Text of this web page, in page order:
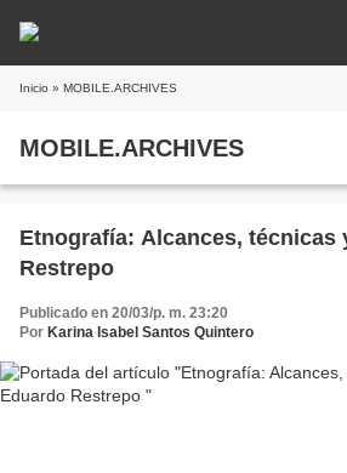
Inicio » MOBILE.ARCHIVES
MOBILE.ARCHIVES
Etnografía: Alcances, técnicas
Restrepo
Publicado en 20/03/p. m. 23:20
Por Karina Isabel Santos Quintero